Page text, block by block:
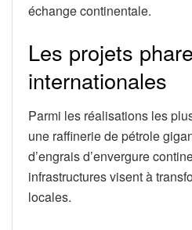
échange continentale.
Les projets
internationales
Parmi les réalisations les
une raffinerie de pétrole
d’engrais d’envergure
infrastructures visent à
locales.